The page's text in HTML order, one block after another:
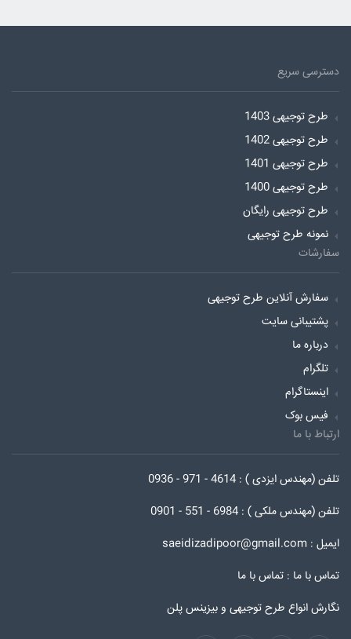
دسترسی سریع
طرح توجیهی 1403
طرح توجیهی 1402
طرح توجیهی 1401
طرح توجیهی 1400
طرح توجیهی رایگان
نمونه طرح توجیهی
سفارشات
سفارش آنلاین طرح توجیهی
پشتیبانی سایت
درباره ما
تلگرام
اینستاگرام
فیس بوک
ارتباط با ما
تلفن (مهندس ایزدی ) : 4614 - 971 - 0936
تلفن (مهندس ملکی ) : 6984 - 551 - 0901
ایمیل : saeidizadipoor@gmail.com
تماس با ما : تماس با ما
نگارش انواع طرح توجیهی و بیزینس پلن